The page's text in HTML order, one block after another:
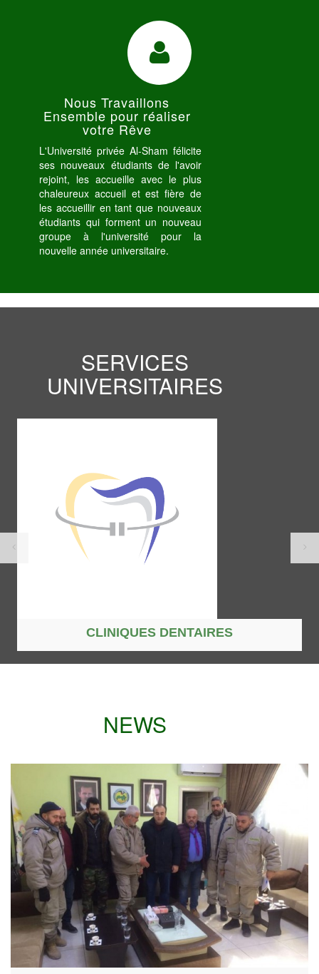
Nous Travaillons
Ensemble pour réaliser
votre Rêve
L'Université privée Al-Sham félicite
ses nouveaux étudiants de l'avoir
rejoint, les accueille avec le plus
chaleureux accueil et est fière de
les accueillir en tant que nouveaux
étudiants qui forment un nouveau
groupe à l'université pour la
nouvelle année universitaire.
SERVICES
UNIVERSITAIRES
CLINIQUES DENTAIRES
NEWS